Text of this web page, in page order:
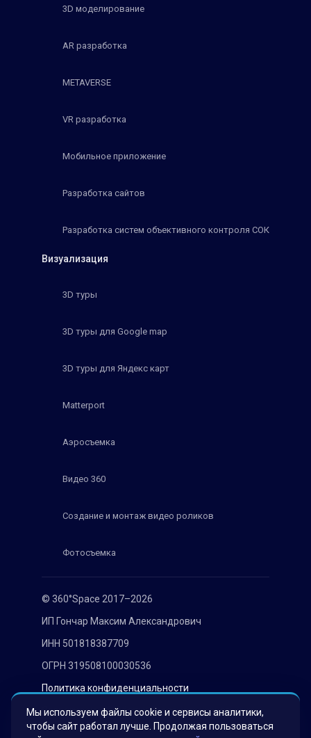
© 360°Space 2017–2026
ИП Гончар Максим Александрович
ИНН 501818387709
ОГРН 319508100030536
Политика конфиденциальности
Согласие на обработку персональных данных
3D моделирование
AR разработка
METAVERSE
VR разработка
Мобильное приложение
Разработка сайтов
Разработка систем объективного контроля СОК
Визуализация
3D туры
3D туры для Google map
3D туры для Яндекс карт
Matterport
Аэросъемка
Видео 360
Создание и монтаж видео роликов
Фотосъемка
Мы используем файлы cookie и сервисы аналитики,
чтобы сайт работал лучше. Продолжая пользоваться